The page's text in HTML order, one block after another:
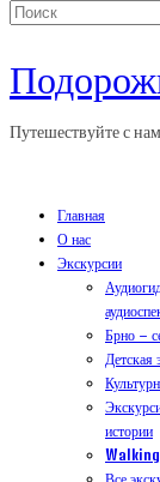
Искать:
Путешествуйте с
Главная
О нас
Экскурсии
Брно –
Детская
истории